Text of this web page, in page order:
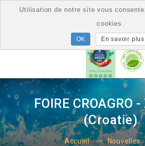
FOIRE CROAGRO
(Croatie)
Accueil Nouvelles
Utilisation de notre site vous
cookies.
En savoir plus